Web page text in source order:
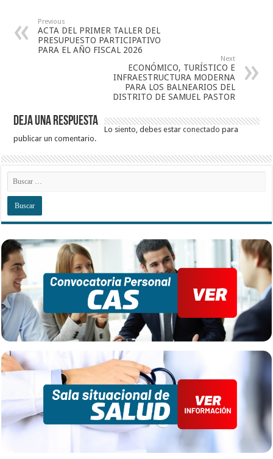
Previous
ACTA DEL PRIMER TALLER DEL
PRESUPUESTO PARTICIPATIVO
PARA EL AÑO FISCAL 2026
Next
ECONÓMICO, TURÍSTICO E
INFRAESTRUCTURA MODERNA
PARA LOS BALNEARIOS DEL
DISTRITO DE SAMUEL PASTOR
Deja una respuesta
Lo siento, debes estarconectado para
publicar un comentario.